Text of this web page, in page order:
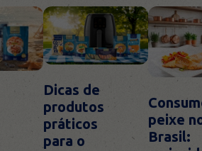
Dicas de
produtos
práticos
para o
peixe
Brasil: